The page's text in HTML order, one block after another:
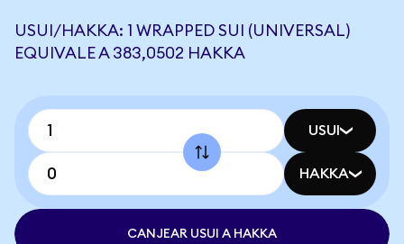
USUI/HAKKA: 1 WRAPPED SUI (UNIVERSAL)
EQUIVALE A 383,0502 HAKKA
USUI
HAKKA
CANJEAR USUI A HAKKA